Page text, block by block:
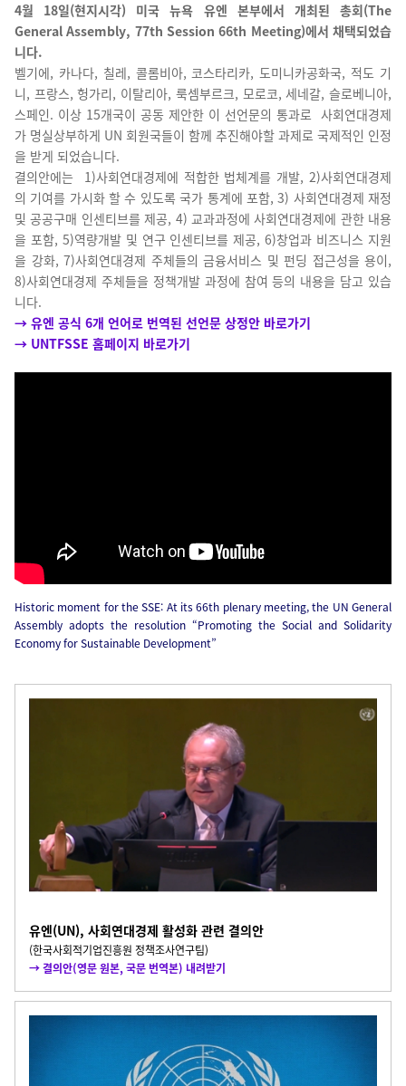
4월 18일(현지시각) 미국 뉴욕 유엔 본부에서 개최된 총회(The
General Assembly, 77th Session 66th Meeting)에서 채택되었습
니다.
벨기에, 카나다, 칠레, 콜롬비아, 코스타리카, 도미니카공화국, 적도 기
니, 프랑스, 헝가리, 이탈리아, 룩셈부르크, 모로코, 세네갈, 슬로베니아,
스페인. 이상 15개국이 공동 제안한 이 선언문의 통과로 사회연대경제
가 명실상부하게 UN 회원국들이 함께 추진해야할 과제로 국제적인 인정
을 받게 되었습니다.
결의안에는 1)사회연대경제에 적합한 법체계를 개발, 2)사회연대경제
의 기여를 가시화 할 수 있도록 국가 통계에 포함, 3) 사회연대경제 재정
및 공공구매 인센티브를 제공, 4) 교과과정에 사회연대경제에 관한 내용
을 포함, 5)역량개발 및 연구 인센티브를 제공, 6)창업과 비즈니스 지원
을 강화, 7)사회연대경제 주체들의 금융서비스 및 펀딩 접근성을 용이,
8)사회연대경제 주체들을 정책개발 과정에 참여 등의 내용을 담고 있습
니다.
→ 유엔 공식 6개 언어로 번역된 선언문 상정안 바로가기
→ UNTFSSE 홈페이지 바로가기
Historic moment for the SSE: At its 66th plenary meeting, the UN General
Assembly adopts the resolution “Promoting the Social and Solidarity
Economy for Sustainable Development”
유엔(UN), 사회연대경제 활성화 관련 결의안
(한국사회적기업진흥원 정책조사연구팀)
→ 결의안(영문 원본, 국문 번역본) 내려받기